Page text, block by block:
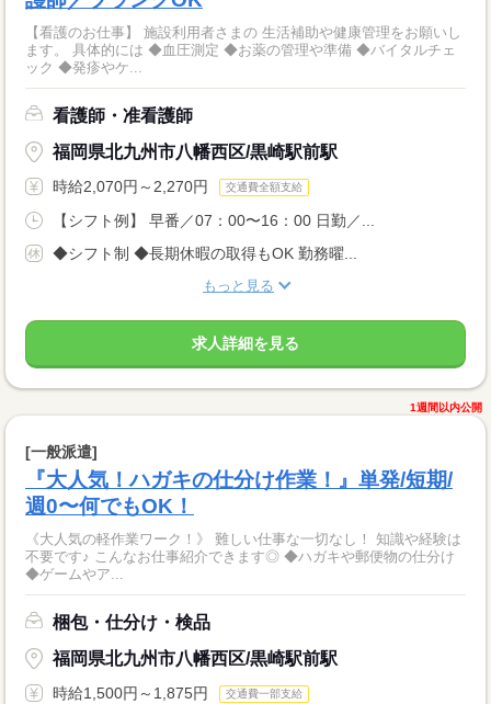
【看護のお仕事】 施設利用者さまの 生活補助や健康管理をお願いし
ます。 具体的には ◆血圧測定 ◆お薬の管理や準備 ◆バイタルチェ
ック ◆発疹やケ...
看護師・准看護師
福岡県北九州市八幡西区/黒崎駅前駅
時給2,070円～2,270円 交通費全額支給
【シフト例】 早番／07：00〜16：00 日勤／...
◆シフト制 ◆長期休暇の取得もOK 勤務曜...
もっと見る
求人詳細を見る
1週間以内公開
[一般派遣]
『大人気！ハガキの仕分け作業！』単発/短期/
週0〜何でもOK！
《大人気の軽作業ワーク！》 難しい仕事な一切なし！ 知識や経験は
不要です♪ こんなお仕事紹介できます◎ ◆ハガキや郵便物の仕分け
◆ゲームやア...
梱包・仕分け・検品
福岡県北九州市八幡西区/黒崎駅前駅
時給1,500円～1,875円 交通費一部支給